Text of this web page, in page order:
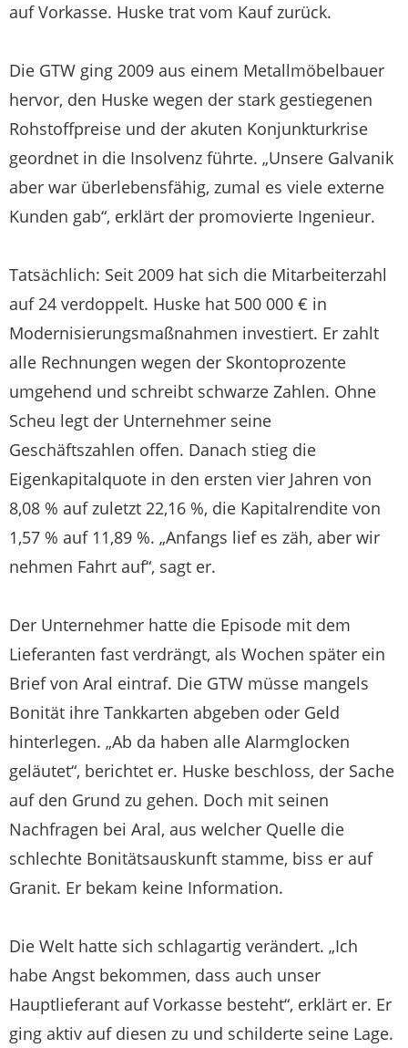
auf Vorkasse. Huske trat vom Kauf zurück.
Die GTW ging 2009 aus einem Metallmöbelbauer
hervor, den Huske wegen der stark gestiegenen
Rohstoffpreise und der akuten Konjunkturkrise
geordnet in die Insolvenz führte. „Unsere Galvanik
aber war überlebensfähig, zumal es viele externe
Kunden gab“, erklärt der promovierte Ingenieur.
Tatsächlich: Seit 2009 hat sich die Mitarbeiterzahl
auf 24 verdoppelt. Huske hat 500 000 € in
Modernisierungsmaßnahmen investiert. Er zahlt
alle Rechnungen wegen der Skontoprozente
umgehend und schreibt schwarze Zahlen. Ohne
Scheu legt der Unternehmer seine
Geschäftszahlen offen. Danach stieg die
Eigenkapitalquote in den ersten vier Jahren von
8,08 % auf zuletzt 22,16 %, die Kapitalrendite von
1,57 % auf 11,89 %. „Anfangs lief es zäh, aber wir
nehmen Fahrt auf“, sagt er.
Der Unternehmer hatte die Episode mit dem
Lieferanten fast verdrängt, als Wochen später ein
Brief von Aral eintraf. Die GTW müsse mangels
Bonität ihre Tankkarten abgeben oder Geld
hinterlegen. „Ab da haben alle Alarmglocken
geläutet“, berichtet er. Huske beschloss, der Sache
auf den Grund zu gehen. Doch mit seinen
Nachfragen bei Aral, aus welcher Quelle die
schlechte Bonitätsauskunft stamme, biss er auf
Granit. Er bekam keine Information.
Die Welt hatte sich schlagartig verändert. „Ich
habe Angst bekommen, dass auch unser
Hauptlieferant auf Vorkasse besteht“, erklärt er. Er
ging aktiv auf diesen zu und schilderte seine Lage.